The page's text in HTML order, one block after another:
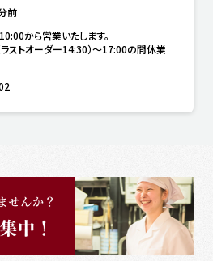
前
から営業いたします。
ラストオーダー14:30）～17:00の間休業